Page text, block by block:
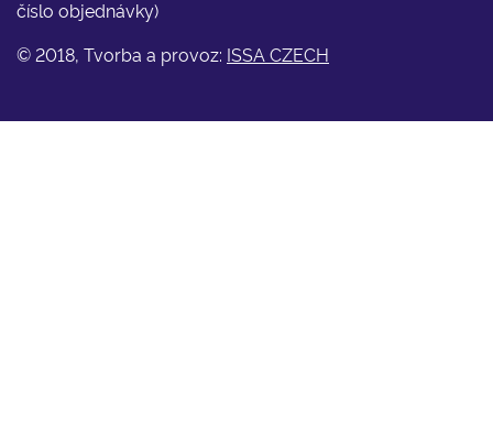
číslo objednávky)
© 2018, Tvorba a provoz: ISSA CZECH